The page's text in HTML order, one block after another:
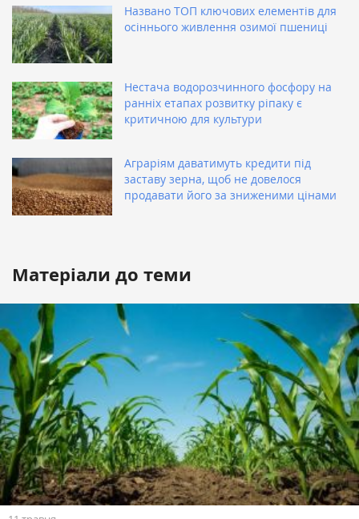
Названо ТОП ключових елементів для
осіннього живлення озимої пшениці
Нестача водорозчинного фосфору на
ранніх етапах розвитку ріпаку є
критичною для культури
Аграріям даватимуть кредити під
заставу зерна, щоб не довелося
продавати його за зниженими цінами
Матеріали до теми